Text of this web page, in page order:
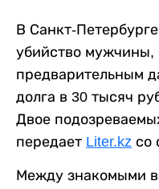
В Санкт-
убийство мужчины,
предварительным
долга в 30 тысяч
Двое
передает Liter.kz со
Между знакомыми